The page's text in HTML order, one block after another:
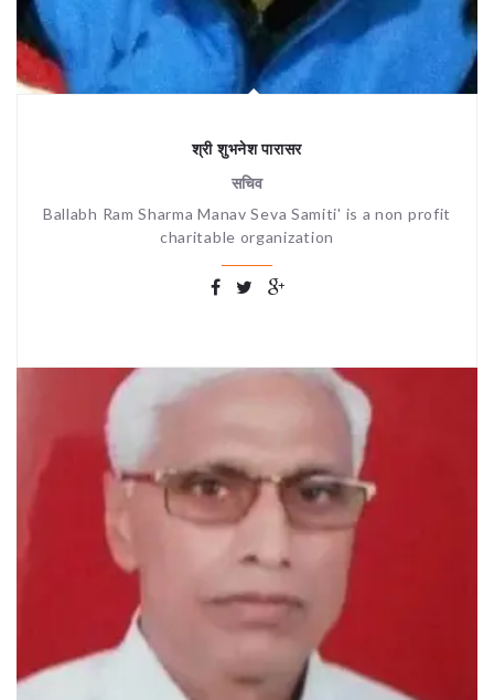
श्री शुभनेश पारासर
सचिव
Ballabh Ram Sharma Manav Seva Samiti' is a non profit
charitable organization